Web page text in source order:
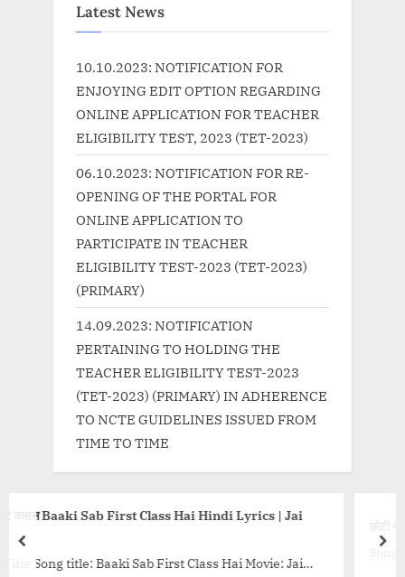
Latest News
10.10.2023: NOTIFICATION FOR
ENJOYING EDIT OPTION REGARDING
ONLINE APPLICATION FOR TEACHER
ELIGIBILITY TEST, 2023 (TET-2023)
06.10.2023: NOTIFICATION FOR RE-
OPENING OF THE PORTAL FOR
ONLINE APPLICATION TO
PARTICIPATE IN TEACHER
ELIGIBILITY TEST-2023 (TET-2023)
(PRIMARY)
14.09.2023: NOTIFICATION
PERTAINING TO HOLDING THE
TEACHER ELIGIBILITY TEST-2023
(TET-2023) (PRIMARY) IN ADHERENCE
TO NCTE GUIDELINES ISSUED FROM
TIME TO TIME
Hindi Lyrics | Jai
Hai Movie: Jai
छोटी सी उमर Chhoti Si Umar Title song
Song Title : Chhoti Si Umar Serial:
prev